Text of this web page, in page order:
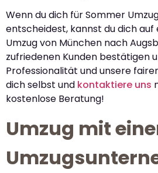
Wenn du dich für Sommer
entscheidest, kannst du dich
Umzug von München nach
zufriedenen Kunden bestätigen
Professionalität und unsere
dich selbst und kontaktiere uns
kostenlose Beratung!
Umzug mit